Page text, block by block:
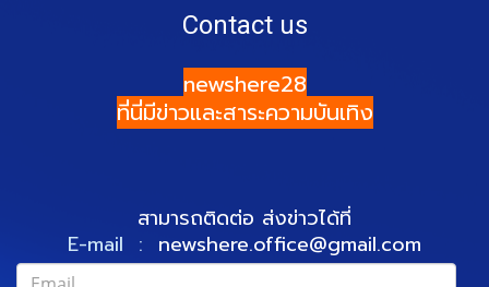
Contact us
newshere28
ที่นี่มีข่าวและสาระความบันเทิง
สามารถติดต่อ ส่งข่าวได้ที่
E-mail : newshere.office@gmail.com